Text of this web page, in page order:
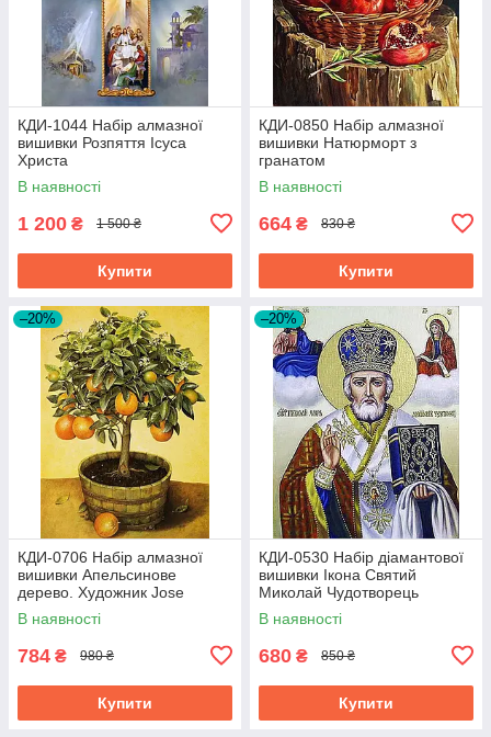
КДИ-1044 Набір алмазної
вишивки Розпяття Ісуса
Христа
В наявності
1 200 ₴ 1 500 ₴
Купити
КДИ-0850 Набір алмазної
вишивки Натюрморт з
гранатом
В наявності
664 ₴ 830 ₴
Купити
–20%
КДИ-0706 Набір алмазної
вишивки Апельсинове
дерево. Художник Jоse
Escofet
В наявності
784 ₴ 980 ₴
Купити
–20%
КДИ-0530 Набір діамантової
вишивки Ікона Святий
Миколай Чудотворець
В наявності
680 ₴ 850 ₴
Купити